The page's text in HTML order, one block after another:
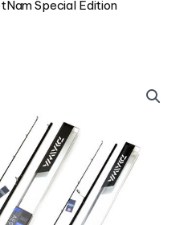
Special Edition